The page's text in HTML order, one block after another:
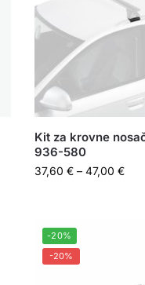
Kit za krovne
936-580
37,60€ – 47,00€
-20%
-20%